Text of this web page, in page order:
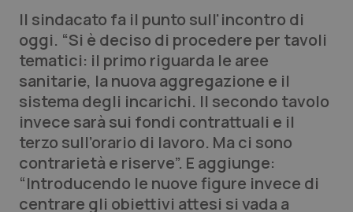
Lettere al direttore
Edizioni Regionali
QS Pro
Professionisti Sanitari.AI
Abruzzo
QS Pro Gold
Il sindacato fa il punto sull'incontro di
oggi. “Si è deciso di procedere per tavoli
tematici: il primo riguarda le aree
sanitarie, la nuova aggregazione e il
sistema degli incarichi. Il secondo tavolo
invece sarà sui fondi contrattuali e il
terzo sull’orario di lavoro. Ma ci sono
contrarietà e riserve”. E aggiunge:
“Introducendo le nuove figure invece di
centrare gli obiettivi attesi si vada a